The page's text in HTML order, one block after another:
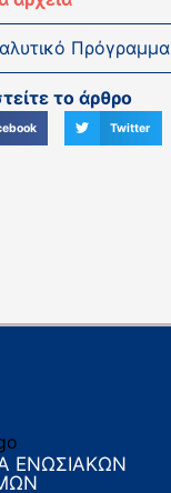
Πρόγραμμα
το άρθρο
Twitter
ΕΝΩΣΙΑΚΩΝ